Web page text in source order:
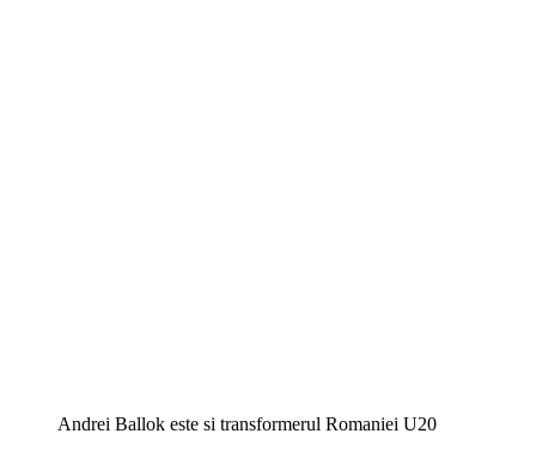
Andrei Ballok este si transformerul Romaniei U20